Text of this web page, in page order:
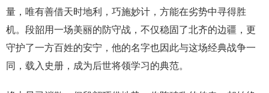
量，唯有善借天时地利，巧施妙计，方能在劣势中寻得胜
机。段韶用一场美丽的防守战，不仅稳固了北齐的边疆，更
守护了一方百姓的安宁，他的名字也因此与这场经典战争一
同，载入史册，成为后世将领学习的典范。